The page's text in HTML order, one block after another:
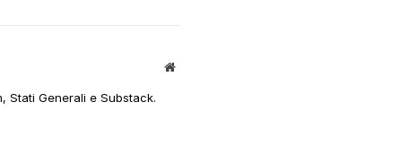
Sito
Stati Generali e Substack.